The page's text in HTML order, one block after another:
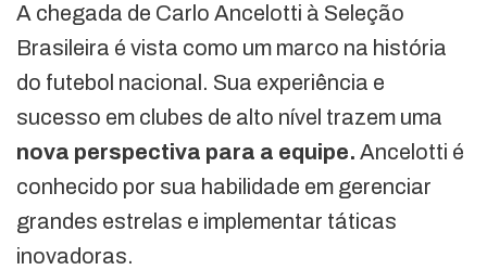
A chegada de Carlo Ancelotti à Seleção
Brasileira é vista como um marco na história
do futebol nacional. Sua experiência e
sucesso em clubes de alto nível trazem uma
nova perspectiva para a equipe. Ancelotti é
conhecido por sua habilidade em gerenciar
grandes estrelas e implementar táticas
inovadoras.